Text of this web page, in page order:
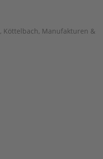
, Köttelbach, Manufakturen &